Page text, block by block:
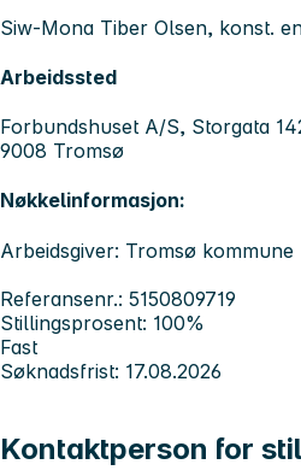
Siw-Mona Tiber Olsen, konst.
Arbeidssted
Forbundshuset A/S, Storgata
9008 Tromsø
Nøkkelinformasjon:
Arbeidsgiver: Tromsø kommune
Referansenr.: 5150809719
Stillingsprosent: 100%
Fast
Søknadsfrist: 17.08.2026
Kontaktperson for